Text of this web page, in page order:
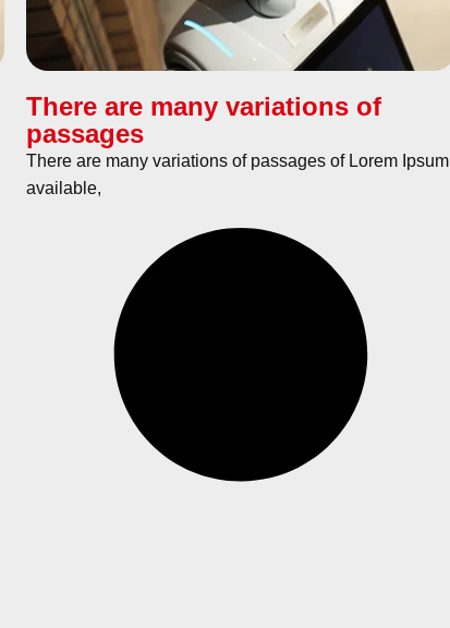
There are many variations of
passages
There are many variations of passages of Lorem Ipsum
available,